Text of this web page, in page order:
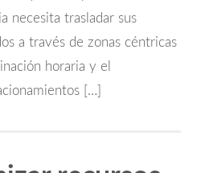
necesita trasladar sus
a través de zonas céntricas
horaria y el
[…]